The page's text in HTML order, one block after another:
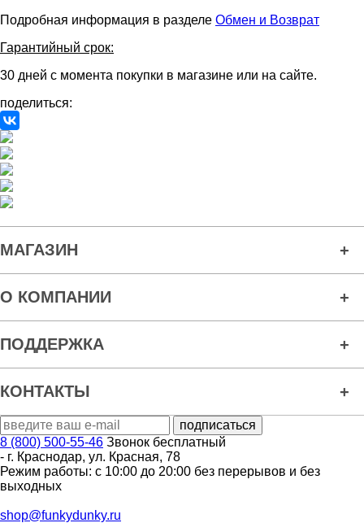
Подробная информация в разделе Обмен и Возврат
Гарантийный срок:
30 дней с момента покупки в магазине или на сайте.
поделиться:
МАГАЗИН
О КОМПАНИИ
ПОДДЕРЖКА
КОНТАКТЫ
8 (800) 500-55-46 Звонок бесплатный
- г. Краснодар, ул. Красная, 78
Режим работы: с 10:00 до 20:00 без перерывов и без
выходных
shop@funkydunky.ru